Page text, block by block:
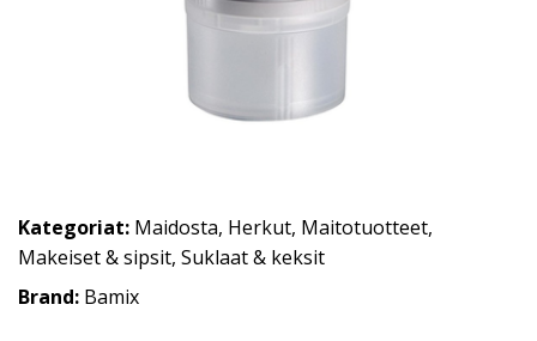
Kategoriat: Maidosta, Herkut, Maitotuotteet,
Makeiset & sipsit, Suklaat & keksit
Brand: Bamix